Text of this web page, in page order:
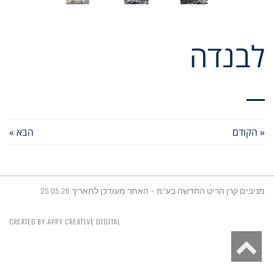
לבנדה
« הקודם הבא »
מניבים קרן הריט החדשה בע"מ - האתר מעודכן לתאריך 25.05.26
CREATED BY APPY CREATIVE DIGITAL
לראש